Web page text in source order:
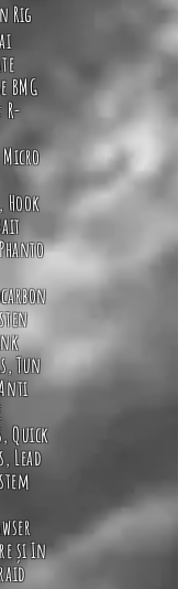
Rig
BMG
R-
Micro
, Hook
Phanto
,Tun
,Quick
,Lead
șiIn